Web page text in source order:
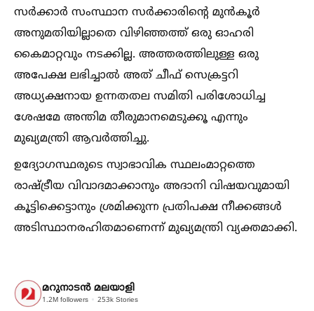
സര്‍ക്കാര്‍ സംസ്ഥാന സര്‍ക്കാരിന്റെ മുന്‍കൂര്‍
അനുമതിയില്ലാതെ വിഴിഞ്ഞത്ത് ഒരു ഓഹരി
കൈമാറ്റവും നടക്കില്ല. അത്തരത്തിലുള്ള ഒരു
അപേക്ഷ ലഭിച്ചാല്‍ അത് ചീഫ് സെക്രട്ടറി
അധ്യക്ഷനായ ഉന്നതതല സമിതി പരിശോധിച്ച
ശേഷമേ അന്തിമ തീരുമാനമെടുക്കൂ എന്നും
മുഖ്യമന്ത്രി ആവര്‍ത്തിച്ചു.
ഉദ്യോഗസ്ഥരുടെ സ്വാഭാവിക സ്ഥലംമാറ്റത്തെ
രാഷ്ട്രീയ വിവാദമാക്കാനും അദാനി വിഷയവുമായി
കൂട്ടിക്കെട്ടാനും ശ്രമിക്കുന്ന പ്രതിപക്ഷ നീക്കങ്ങള്‍
അടിസ്ഥാനരഹിതമാണെന്ന് മുഖ്യമന്ത്രി വ്യക്തമാക്കി.
മറുനാടന്‍ മലയാളി
1.2M followers 253k Stories